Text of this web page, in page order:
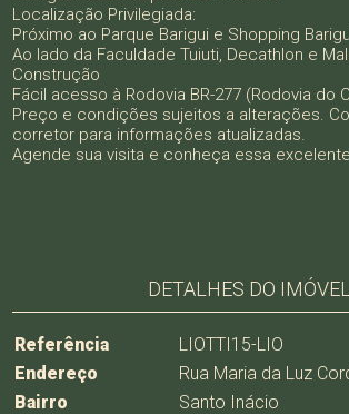
Localização Privilegiada:
Próximo ao Parque Barigui e Shopping
Ao lado da Faculdade Tuiuti, Decathlon e
Construção
Fácil acesso à Rodovia BR-277 (Rodovia do
Preço e condições sujeitos a alterações.
corretor para informações atualizadas.
Agende sua visita e conheça essa
DETALHES DO IMÓVEL
Referência
LIOTTI15-LIO
Endereço
Rua Maria da Luz
Bairro
Santo Inácio